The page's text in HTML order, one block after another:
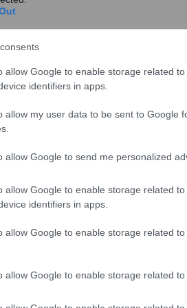
allow Google to enable storage related
identifiers in apps.
allow my user data to be sent to Google
allow Google to send me personalized
allow Google to enable storage related
identifiers in apps.
allow Google to enable storage related
allow Google to enable storage related to
Οικονομικής Συνεργασίας και
θέτουν θέμα επανεξέτασης των
να βρεθεί δημοσιονομικός
πατάσσεται η φοροδιαφυγή
συντελεστών.
κυβέρνησης μετά τις